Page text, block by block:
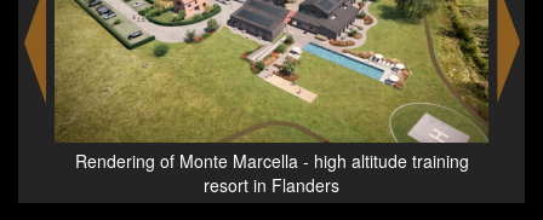
Rendering of Monte Marcella - high altitude training
resort in Flanders